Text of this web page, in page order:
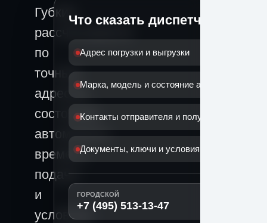
Губкин
рассчитывается
по
точным
адресам,
состоянию
автомобиля,
времени
подачи
и
условиям
Что сказать диспетчеру
Адрес погрузки и выгрузки
Марка, модель и состояние автомобиля
Контакты отправителя и получателя
Документы, ключи и условия передачи
ГОРОДСКОЙ
+7 (495) 513-13-47